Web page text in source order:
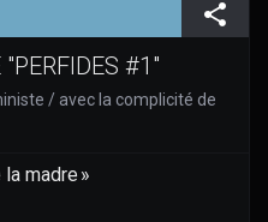
(aller à la page de l'évènement)
#1"
/ avec la complicité de
la madre »